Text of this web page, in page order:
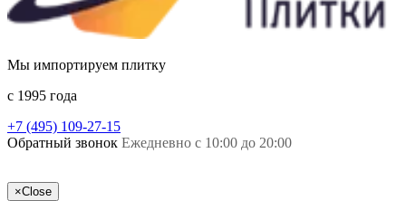
Мы импортируем плитку
c 1995 года
+7 (495) 109-27-15
Обратный звонок Ежедневно с 10:00 до 20:00
×Close